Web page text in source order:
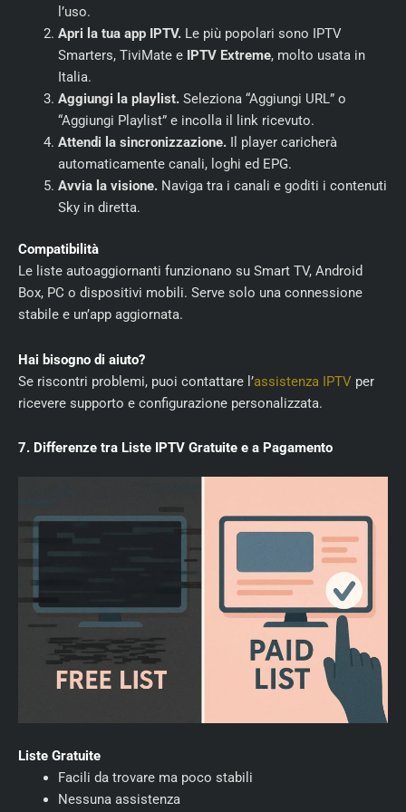
l’uso.
Apri la tua app IPTV.Le più popolari sono IPTV
Smarters, TiviMate e
IPTV Extreme, molto usata in
Italia.
Aggiungi la playlist.Seleziona “Aggiungi URL” o
“Aggiungi Playlist” e incolla il link ricevuto.
Attendi la sincronizzazione.Il player caricherà
automaticamente canali, loghi ed EPG.
Avvia la visione.Naviga tra i canali e goditi i contenuti
Sky in diretta.
Compatibilità
Le liste autoaggiornanti funzionano su Smart TV, Android
Box, PC o dispositivi mobili. Serve solo una connessione
stabile e un’app aggiornata.
Hai bisogno di aiuto?
Se riscontri problemi, puoi contattare l’assistenza IPTV per
ricevere supporto e configurazione personalizzata.
7. Differenze tra Liste IPTV Gratuite e a Pagamento
Liste Gratuite
Facili da trovare ma poco stabili
Nessuna assistenza